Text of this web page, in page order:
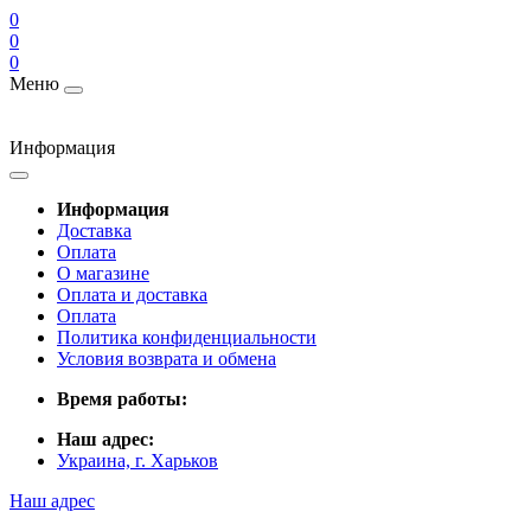
0
0
0
Меню
Информация
Информация
Доставка
Оплата
О магазине
Оплата и доставка
Оплата
Политика конфиденциальности
Условия возврата и обмена
Время работы:
Наш адрес:
Украина, г. Харьков
Наш адрес